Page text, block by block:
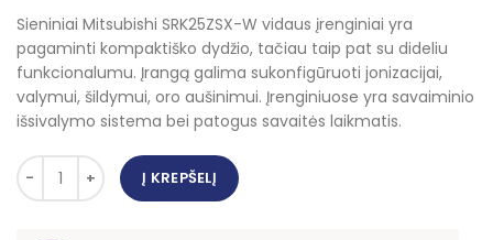
was:
732,00 €.
is:
608,00 €.
Sieniniai Mitsubishi SRK25ZSX-W vidaus įrenginiai yra
pagaminti kompaktiško dydžio, tačiau taip pat su dideliu
funkcionalumu. Įrangą galima sukonfigūruoti jonizacijai,
valymui, šildymui, oro aušinimui. Įrenginiuose yra savaiminio
išsivalymo sistema bei patogus savaitės laikmatis.
Į KREPŠELĮ